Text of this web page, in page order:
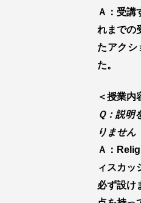
Ａ：受講
れまでの
たアクシ
た。
＜授業内
Ｑ：説明
りません
Ａ：
ィスカッ
必ず設け